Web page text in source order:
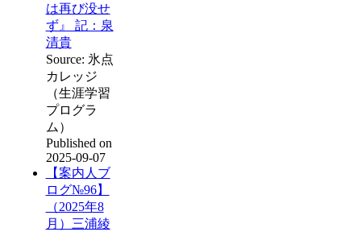
は再び没せ
ず』 記：泉
清貴
Source: 氷点
カレッジ
（生涯学習
プログラ
ム）
Published on
2025-09-07
【案内人ブ
ログ№96】
（2025年8
月）三浦綾